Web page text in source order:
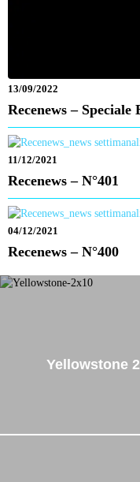
13/09/2022
Recenews – Speciale
11/12/2021
Recenews – N°401
04/12/2021
Recenews – N°400
Yellowstone